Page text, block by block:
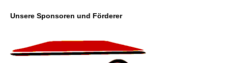
Unsere Sponsoren und Förderer